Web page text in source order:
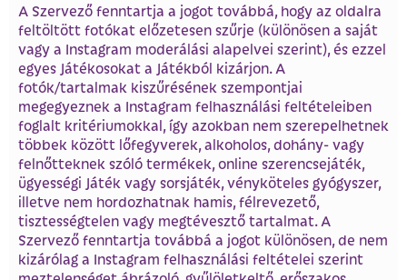
A Szervező fenntartja a jogot továbbá, hogy az oldalra
feltöltött fotókat előzetesen szűrje (különösen a saját
vagy a Instagram moderálási alapelvei szerint), és ezzel
egyes Játékosokat a Játékból kizárjon. A
fotók/tartalmak kiszűrésének szempontjai
megegyeznek a Instagram felhasználási feltételeiben
foglalt kritériumokkal, így azokban nem szerepelhetnek
többek között lőfegyverek, alkoholos, dohány- vagy
felnőtteknek szóló termékek, online szerencsejáték,
ügyességi Játék vagy sorsjáték, vényköteles gyógyszer,
illetve nem hordozhatnak hamis, félrevezető,
tisztességtelen vagy megtévesztő tartalmat. A
Szervező fenntartja továbbá a jogot különösen, de nem
kizárólag a Instagram felhasználási feltételei szerint